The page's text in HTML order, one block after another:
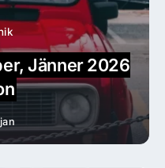
Jänner 2026